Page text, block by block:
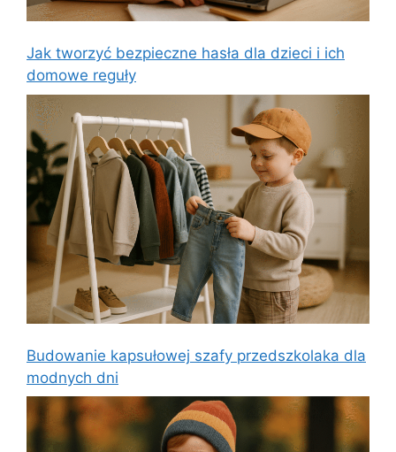
Jak tworzyć bezpieczne hasła dla dzieci i ich
domowe reguły
Budowanie kapsułowej szafy przedszkolaka dla
modnych dni